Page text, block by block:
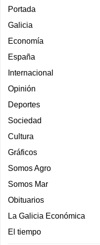
Portada
Galicia
Economía
España
Internacional
Opinión
Deportes
Sociedad
Cultura
Gráficos
Somos Agro
Somos Mar
Obituarios
La Galicia Económica
El tiempo